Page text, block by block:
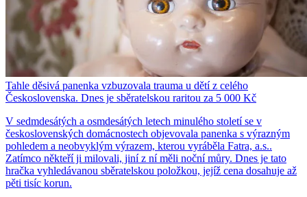
Tahle děsivá panenka vzbuzovala trauma u dětí z celého
Československa. Dnes je sběratelskou raritou za 5 000 Kč
V sedmdesátých a osmdesátých letech minulého století se v
československých domácnostech objevovala panenka s výrazným
pohledem a neobvyklým výrazem, kterou vyráběla Fatra, a.s..
Zatímco někteří ji milovali, jiní z ní měli noční můry. Dnes je tato
hračka vyhledávanou sběratelskou položkou, jejíž cena dosahuje až
pěti tisíc korun.